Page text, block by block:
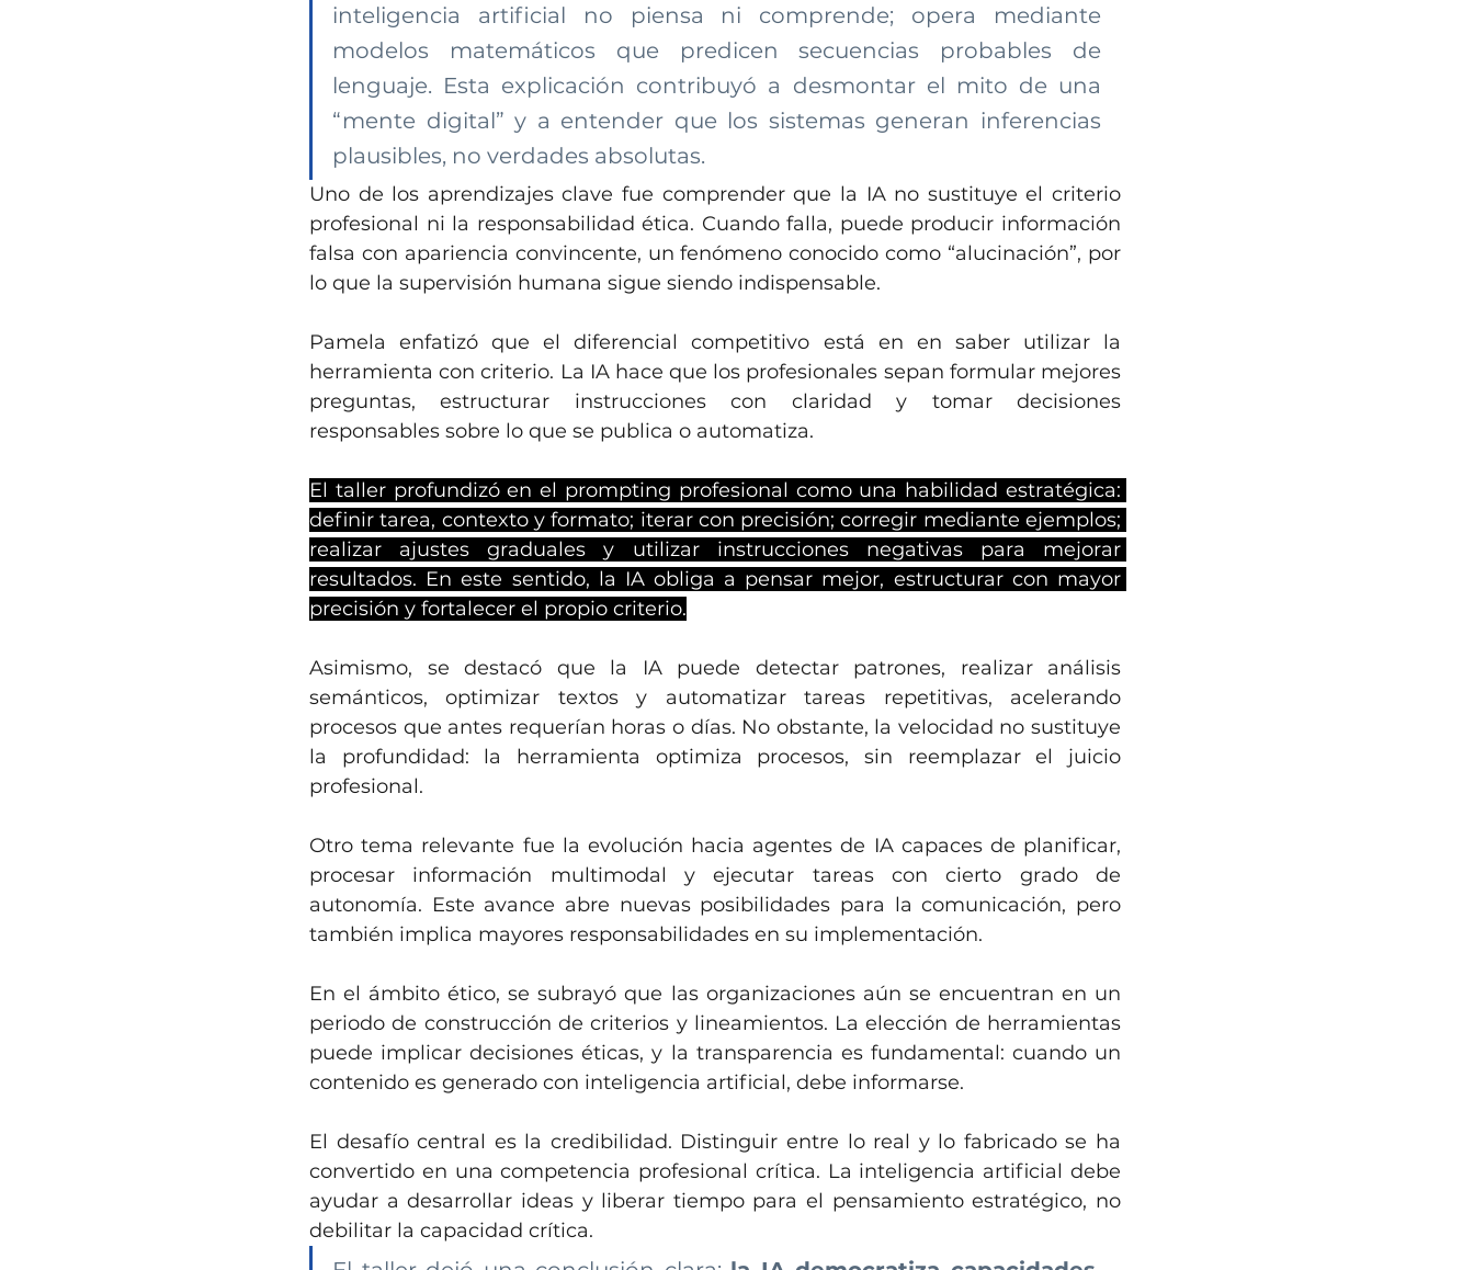
inteligencia artificial no piensa ni comprende; opera mediante
modelos matemáticos que predicen secuencias probables de
lenguaje. Esta explicación contribuyó a desmontar el mito de una
“mente digital” y a entender que los sistemas generan inferencias
plausibles, no verdades absolutas.
Uno de los aprendizajes clave fue comprender que la IA no sustituye el criterio
profesional ni la responsabilidad ética. Cuando falla, puede producir información
falsa con apariencia convincente, un fenómeno conocido como “alucinación”, por
lo que la supervisión humana sigue siendo indispensable.
Pamela enfatizó que el diferencial competitivo está en en saber utilizar la
herramienta con criterio. La IA hace que los profesionales sepan formular mejores
preguntas, estructurar instrucciones con claridad y tomar decisiones
responsables sobre lo que se publica o automatiza.
El taller profundizó en el prompting profesional como una habilidad estratégica:
definir tarea, contexto y formato; iterar con precisión; corregir mediante ejemplos;
realizar ajustes graduales y utilizar instrucciones negativas para mejorar
resultados. En este sentido, la IA obliga a pensar mejor, estructurar con mayor
precisión y fortalecer el propio criterio.
Asimismo, se destacó que la IA puede detectar patrones, realizar análisis
semánticos, optimizar textos y automatizar tareas repetitivas, acelerando
procesos que antes requerían horas o días. No obstante, la velocidad no sustituye
la profundidad: la herramienta optimiza procesos, sin reemplazar el juicio
profesional.
Otro tema relevante fue la evolución hacia agentes de IA capaces de planificar,
procesar información multimodal y ejecutar tareas con cierto grado de
autonomía. Este avance abre nuevas posibilidades para la comunicación, pero
también implica mayores responsabilidades en su implementación.
En el ámbito ético, se subrayó que las organizaciones aún se encuentran en un
periodo de construcción de criterios y lineamientos. La elección de herramientas
puede implicar decisiones éticas, y la transparencia es fundamental: cuando un
contenido es generado con inteligencia artificial, debe informarse.
El desafío central es la credibilidad. Distinguir entre lo real y lo fabricado se ha
convertido en una competencia profesional crítica. La inteligencia artificial debe
ayudar a desarrollar ideas y liberar tiempo para el pensamiento estratégico, no
debilitar la capacidad crítica.